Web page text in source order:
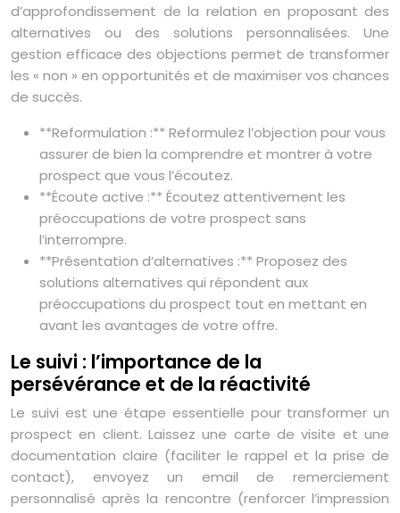
d’approfondissement de la relation en proposant des
alternatives ou des solutions personnalisées. Une
gestion efficace des objections permet de transformer
les « non » en opportunités et de maximiser vos chances
de succès.
**Reformulation :** Reformulez l’objection pour vous
assurer de bien la comprendre et montrer à votre
prospect que vous l’écoutez.
**Écoute active :** Écoutez attentivement les
préoccupations de votre prospect sans
l’interrompre.
**Présentation d’alternatives :** Proposez des
solutions alternatives qui répondent aux
préoccupations du prospect tout en mettant en
avant les avantages de votre offre.
Le suivi : l’importance de la
persévérance et de la réactivité
Le suivi est une étape essentielle pour transformer un
prospect en client. Laissez une carte de visite et une
documentation claire (faciliter le rappel et la prise de
contact), envoyez un email de remerciement
personnalisé après la rencontre (renforcer l’impression